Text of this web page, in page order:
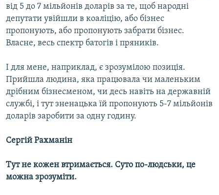
від 5 до 7 мільйонів доларів за те, щоб народні
депутати увійшли в коаліцію, або бізнес
пропонують, або пропонують забрати бізнес.
Власне, весь спектр батогів і пряників.
І для мене, наприклад, є зрозумілою позиція.
Прийшла людина, яка працювала чи маленьким
дрібним бізнесменом, чи десь навіть на державній
службі, і тут зненацька їй пропонують 5-7 мільйонів
доларів заробити за одну годину.
Сергій Рахманін
Тут не кожен втримається. Суто по-людськи, це
можна зрозуміти.